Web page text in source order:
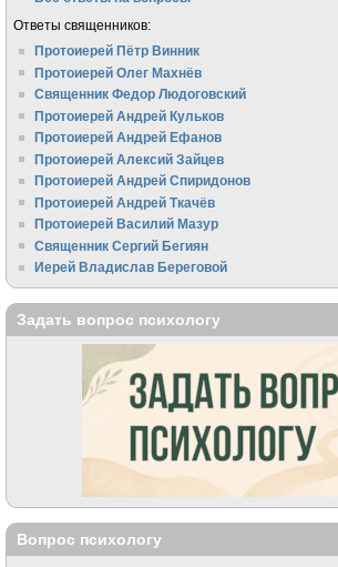
Ответы священников:
Протоиерей Пётр Винник
Протоиерей Олег Махнёв
Священник Федор Людоговский
Протоиерей Андрей Кульков
Протоиерей Андрей Ефанов
Протоиерей Алексий Зайцев
Протоиерей Андрей Спиридонов
Протоиерей Андрей Ткачёв
Протоиерей Василий Мазур
Священник Сергий Бегиян
Иерей Владислав Береговой
Задать вопрос психологу
Вопрос психологу